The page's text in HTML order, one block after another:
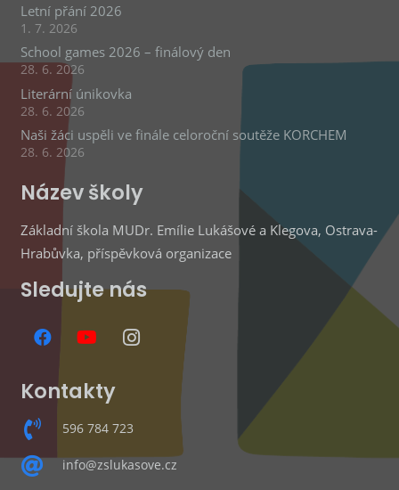
Letní přání 2026
1. 7. 2026
School games 2026 – finálový den
28. 6. 2026
Literární únikovka
28. 6. 2026
Naši žáci uspěli ve finále celoroční soutěže KORCHEM
28. 6. 2026
Název školy
Základní škola MUDr. Emílie Lukášové a Klegova, Ostrava-
Hrabůvka, příspěvková organizace
Sledujte nás
Kontakty
596 784 723
info@zslukasove.cz